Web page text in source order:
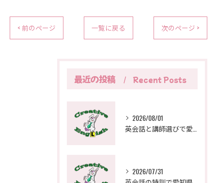
< 前のページ 一覧に戻る 次のページ >
最近の投稿 Recent Posts
2026/08/01
2026/07/31